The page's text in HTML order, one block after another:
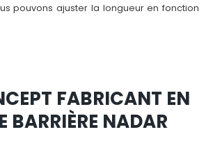
pouvons ajuster la longueur en fonction
FABRICANT EN
BARRIÈRE NADAR